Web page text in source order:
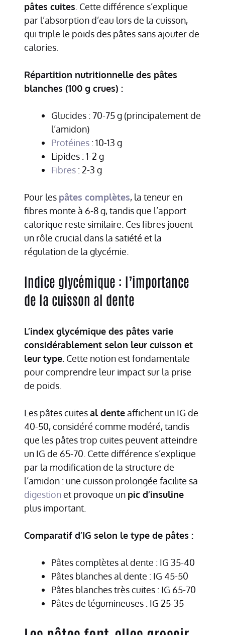
pâtes cuites . Cette différence s’explique
par l’absorption d’eau lors de la cuisson,
qui triple le poids des pâtes sans ajouter de
calories.
Répartition nutritionnelle des pâtes
blanches (100 g crues) :
Glucides : 70-75 g (principalement de
l’amidon)
Protéines : 10-13 g
Lipides : 1-2 g
Fibres : 2-3 g
Pour les pâtes complètes, la teneur en
fibres monte à 6-8 g, tandis que l’apport
calorique reste similaire. Ces fibres jouent
un rôle crucial dans la satiété et la
régulation de la glycémie.
Indice glycémique : l’importance
de la cuisson al dente
L’index glycémique des pâtes varie
considérablement selon leur cuisson et
leur type. Cette notion est fondamentale
pour comprendre leur impact sur la prise
de poids.
Les pâtes cuitesal denteaffichent un IG de
40-50, considéré comme modéré, tandis
que les pâtes trop cuites peuvent atteindre
un IG de 65-70. Cette différence s’explique
par la modification de la structure de
l’amidon : une cuisson prolongée facilite sa
digestionet provoque un pic d’insuline
plus important.
Comparatif d’IG selon le type de pâtes :
Pâtes complètes al dente : IG 35-40
Pâtes blanches al dente : IG 45-50
Pâtes blanches très cuites : IG 65-70
Pâtes de légumineuses : IG 25-35